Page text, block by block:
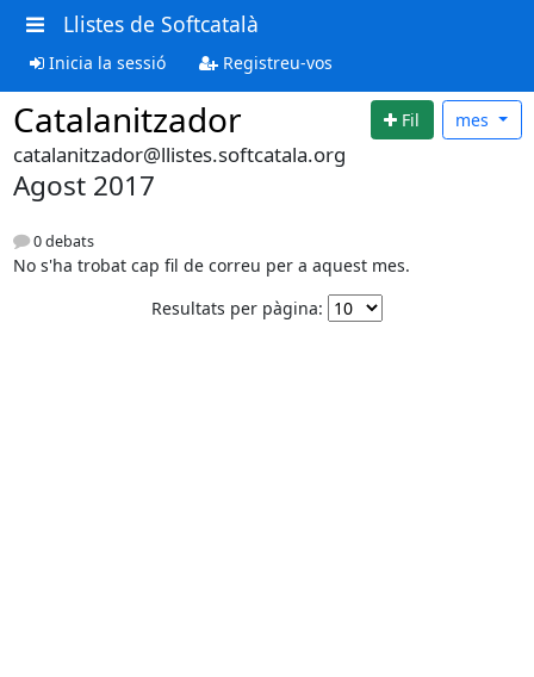
Llistes de Softcatalà
Inicia la sessió Registreu-vos
Catalanitzador Fil mes
catalanitzador@llistes.softcatala.org
Agost 2017
0 debats
No s'ha trobat cap fil de correu per a aquest mes.
Resultats per pàgina: